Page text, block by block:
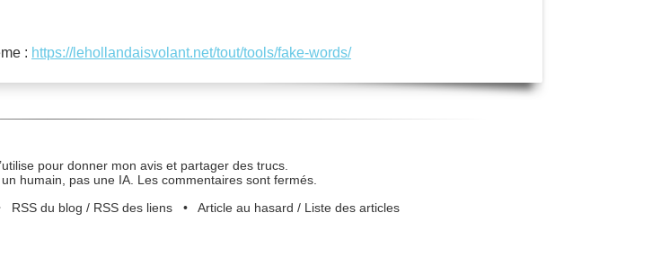
: https://lehollandaisvolant.net/tout/tools/fake-words/
pour donner mon avis et partager des trucs.
humain, pas une IA. Les commentaires sont fermés.
RSS du blog / RSS des liens• Article au hasard / Liste des articles